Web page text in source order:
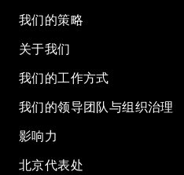
我们的策略
关于我们
我们的工作方式
我们的领导团队与组织治理
影响力
北京代表处